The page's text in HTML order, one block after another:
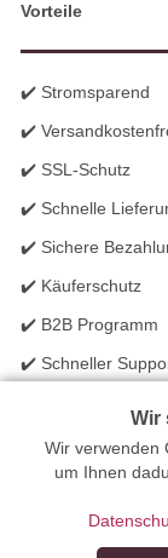
Vorteile
✔️ Stromsparend
✔️
✔️ SSL-Schutz
✔️ Schnelle
✔️ Sichere
✔️ Käuferschutz
✔️ B2B Programm
✔️ Schneller
Ihr
Wir
Wir verwenden
um Ihnen